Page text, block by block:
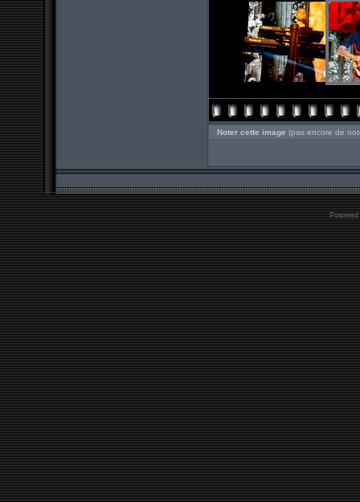
Noter cette image (pas encore de